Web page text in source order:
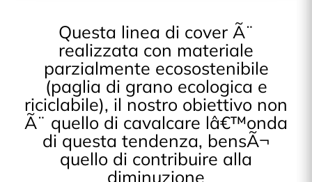
Questa linea di cover Ã¨
realizzata con materiale
parzialmente ecosostenibile
(paglia di grano ecologica e
riciclabile), il nostro obiettivo non
Ã¨ quello di cavalcare lâ€™onda
di questa tendenza, bensÃ¬
quello di contribuire alla
diminuzione